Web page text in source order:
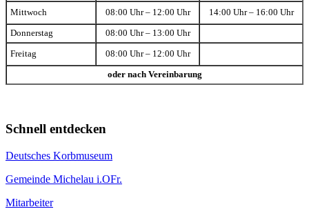
Mittwoch 08:00 Uhr – 12:00 Uhr 14:00 Uhr – 16:00 Uhr
Donnerstag 08:00 Uhr – 13:00 Uhr
Freitag 08:00 Uhr – 12:00 Uhr
oder nach Vereinbarung
Schnell entdecken
Deutsches Korbmuseum
Gemeinde Michelau i.OFr.
Mitarbeiter